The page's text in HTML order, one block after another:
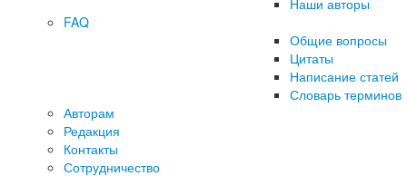
Наши авторы
FAQ
Общие вопросы
Цитаты
Написание статей
Словарь терминов
Авторам
Редакция
­Контакты
Сотрудничество